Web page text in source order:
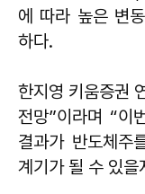
에 따라 높은 변
하다.
한지영 키움증권
전망”이라며 “이
결과가 반도체주
계기가 될 수 있을